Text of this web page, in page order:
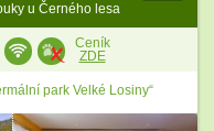
u Černého lesa
Ceník
ZDE
park Velké Losiny“